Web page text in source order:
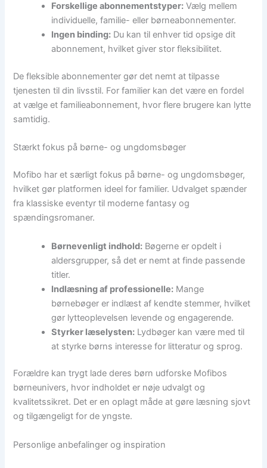
Forskellige abonnementstyper: Vælg mellem
individuelle, familie- eller børneabonnementer.
Ingen binding: Du kan til enhver tid opsige dit
abonnement, hvilket giver stor fleksibilitet.
De fleksible abonnementer gør det nemt at tilpasse
tjenesten til din livsstil. For familier kan det være en fordel
at vælge et familieabonnement, hvor flere brugere kan lytte
samtidig.
Stærkt fokus på børne- og ungdomsbøger
Mofibo har et særligt fokus på børne- og ungdomsbøger,
hvilket gør platformen ideel for familier. Udvalget spænder
fra klassiske eventyr til moderne fantasy og
spændingsromaner.
Børnevenligt indhold: Bøgerne er opdelt i
aldersgrupper, så det er nemt at finde passende
titler.
Indlæsning af professionelle: Mange
børnebøger er indlæst af kendte stemmer, hvilket
gør lytteoplevelsen levende og engagerende.
Styrker læselysten: Lydbøger kan være med til
at styrke børns interesse for litteratur og sprog.
Forældre kan trygt lade deres børn udforske Mofibos
børneunivers, hvor indholdet er nøje udvalgt og
kvalitetssikret. Det er en oplagt måde at gøre læsning sjovt
og tilgængeligt for de yngste.
Personlige anbefalinger og inspiration